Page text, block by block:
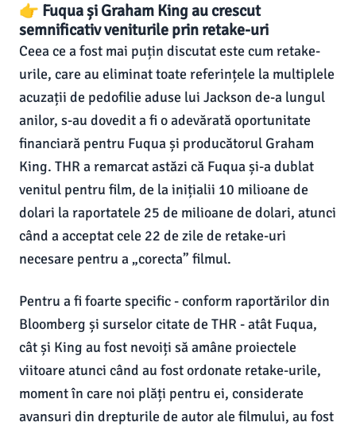
👉 Fuqua și Graham King au crescut
semnificativ veniturile prin retake-uri
Ceea ce a fost mai puțin discutat este cum retake-
urile, care au eliminat toate referințele la multiplele
acuzații de pedofilie aduse lui Jackson de-a lungul
anilor, s-au dovedit a fi o adevărată oportunitate
financiară pentru Fuqua și producătorul Graham
King. THR a remarcat astăzi că Fuqua și-a dublat
venitul pentru film, de la inițialii 10 milioane de
dolari la raportatele 25 de milioane de dolari, atunci
când a acceptat cele 22 de zile de retake-uri
necesare pentru a „corecta” filmul.
Pentru a fi foarte specific - conform raportărilor din
Bloomberg și surselor citate de THR - atât Fuqua,
cât și King au fost nevoiți să amâne proiectele
viitoare atunci când au fost ordonate retake-urile,
moment în care noi plăți pentru ei, considerate
avansuri din drepturile de autor ale filmului, au fost